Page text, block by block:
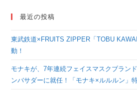
最近の投稿
東武鉄道×FRUITS ZIPPER「TOBU
動！
モナキが、7年連続フェイスマスクブラン
ンバサダーに就任！「モナキ×ルルルン」